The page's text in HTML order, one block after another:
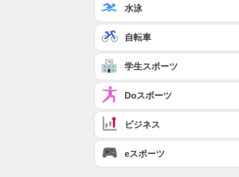
水泳
自転車
学生スポーツ
Doスポーツ
ビジネス
eスポーツ